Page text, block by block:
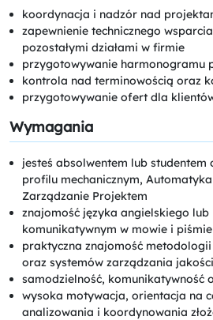
koordynacja i nadzór nad
zapewnienie technicznego
pozostałymi działami w firmie
przygotowywanie harmonogramu
kontrola nad terminowością oraz
przygotowywanie ofert dla
Wymagania
jesteś absolwentem lub
profilu mechanicznym,
Zarządzanie Projektem
znajomość języka angielskiego
komunikatywnym w mowie i
praktyczna znajomość
oraz systemów zarządzania
samodzielność, komunikatywność
wysoka motywacja, orientacja na
analizowania i koordynowania